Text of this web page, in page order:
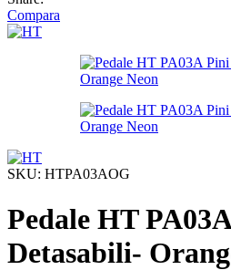
Compara
SKU: HTPA03AOG
Pedale HT
Detasabili-